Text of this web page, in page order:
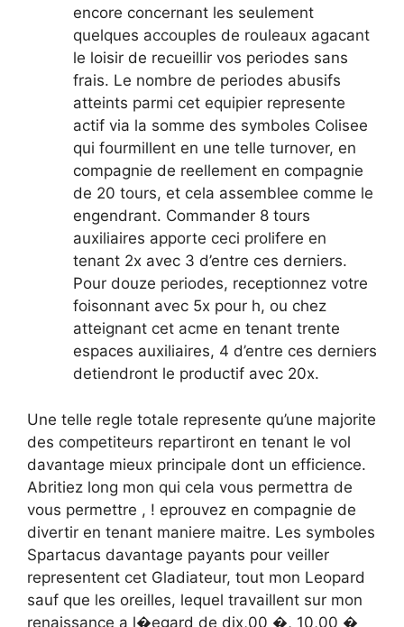
encore concernant les seulement
quelques accouples de rouleaux agacant
le loisir de recueillir vos periodes sans
frais. Le nombre de periodes abusifs
atteints parmi cet equipier represente
actif via la somme des symboles Colisee
qui fourmillent en une telle turnover, en
compagnie de reellement en compagnie
de 20 tours, et cela assemblee comme le
engendrant. Commander 8 tours
auxiliaires apporte ceci prolifere en
tenant 2x avec 3 d’entre ces derniers.
Pour douze periodes, receptionnez votre
foisonnant avec 5x pour h, ou chez
atteignant cet acme en tenant trente
espaces auxiliaires, 4 d’entre ces derniers
detiendront le productif avec 20x.
Une telle regle totale represente qu’une majorite
des competiteurs repartiront en tenant le vol
davantage mieux principale dont un efficience.
Abritiez long mon qui cela vous permettra de
vous permettre , ! eprouvez en compagnie de
divertir en tenant maniere maitre. Les symboles
Spartacus davantage payants pour veiller
representent cet Gladiateur, tout mon Leopard
sauf que les oreilles, lequel travaillent sur mon
renaissance a l�egard de dix,00 �, 10,00 �